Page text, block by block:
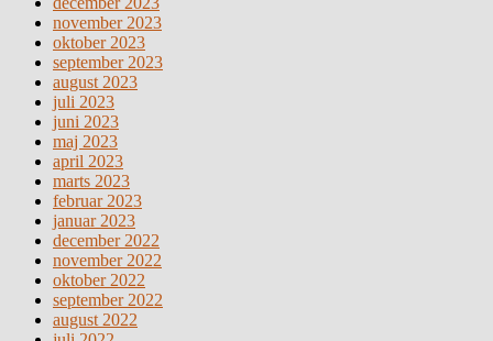
november 2023
oktober 2023
september 2023
august 2023
juli 2023
juni 2023
maj 2023
april 2023
marts 2023
februar 2023
januar 2023
december 2022
november 2022
oktober 2022
september 2022
august 2022